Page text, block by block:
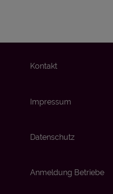
Kontakt
Impressum
Datenschutz
Anmeldung Betriebe